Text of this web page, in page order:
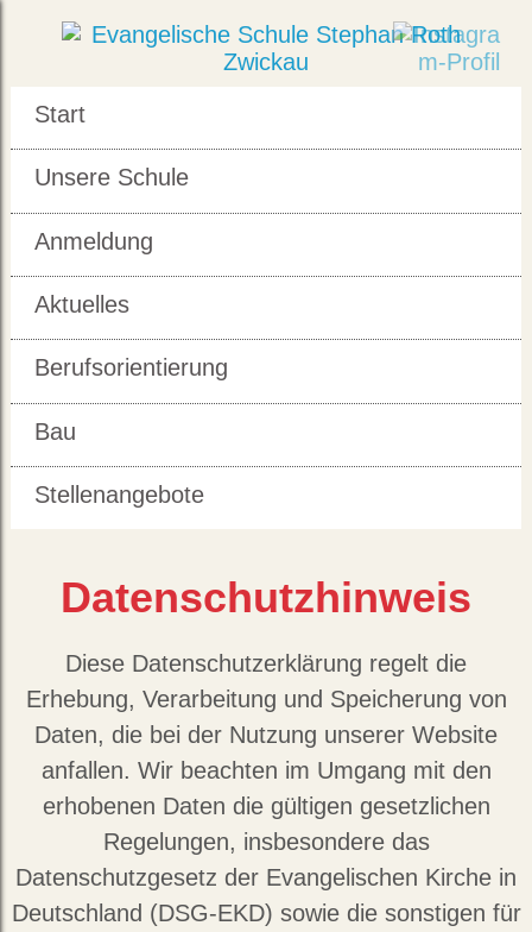
Start
Unsere Schule
Anmeldung
Aktuelles
Berufsorientierung
Bau
Stellenangebote
Datenschutzhinweis
Diese Datenschutzerklärung regelt die
Erhebung, Verarbeitung und Speicherung von
Daten, die bei der Nutzung unserer Website
anfallen. Wir beachten im Umgang mit den
erhobenen Daten die gültigen gesetzlichen
Regelungen, insbesondere das
Datenschutzgesetz der Evangelischen Kirche in
Deutschland (DSG-EKD) sowie die sonstigen für